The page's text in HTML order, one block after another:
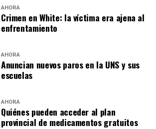
AHORA
Crimen en White: la víctima era ajena al
enfrentamiento
AHORA
Anuncian nuevos paros en la UNS y sus
escuelas
AHORA
Quiénes pueden acceder al plan
provincial de medicamentos gratuitos